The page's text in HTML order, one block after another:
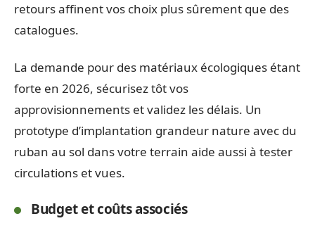
retours affinent vos choix plus sûrement que des
catalogues.
La demande pour des matériaux écologiques étant
forte en 2026, sécurisez tôt vos
approvisionnements et validez les délais. Un
prototype d’implantation grandeur nature avec du
ruban au sol dans votre terrain aide aussi à tester
circulations et vues.
Budget et coûts associés